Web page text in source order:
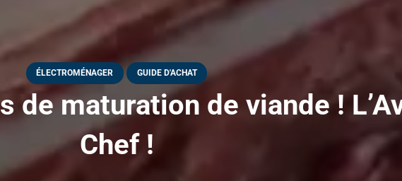
ÉLECTROMÉNAGER GUIDE D'ACHAT
de maturation de viande !
Chef !